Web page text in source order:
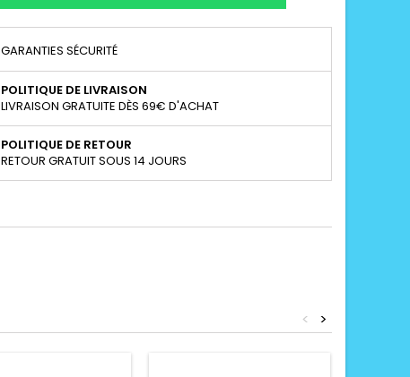
GARANTIES SÉCURITÉ
POLITIQUE DE LIVRAISON
LIVRAISON GRATUITE DÈS 69€ D'ACHAT
POLITIQUE DE RETOUR
RETOUR GRATUIT SOUS 14 JOURS
>
<